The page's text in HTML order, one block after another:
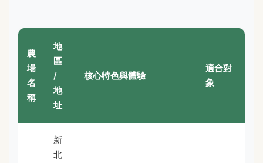
農
場
名
稱
地
區
/
地
址
核心特色與體驗
適合對
象
新
北